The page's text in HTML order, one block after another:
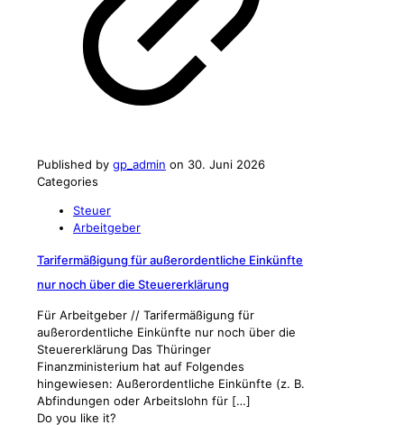
Published by gp_admin on 30. Juni 2026
Categories
Steuer
Arbeitgeber
Tarifermäßigung für außerordentliche Einkünfte
nur noch über die Steuererklärung
Für Arbeitgeber // Tarifermäßigung für
außerordentliche Einkünfte nur noch über die
Steuererklärung Das Thüringer
Finanzministerium hat auf Folgendes
hingewiesen: Außerordentliche Einkünfte (z. B.
Abfindungen oder Arbeitslohn für […]
Do you like it?